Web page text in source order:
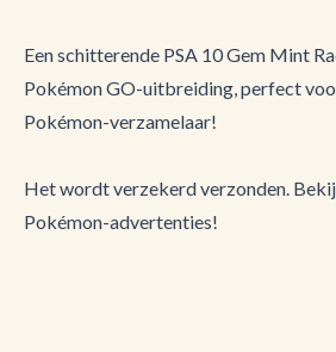
Een schitterende PSA 10 Gem Mint
Pokémon GO-uitbreiding, perfect
Pokémon-verzamelaar!
Het wordt verzekerd verzonden.
Pokémon-advertenties!